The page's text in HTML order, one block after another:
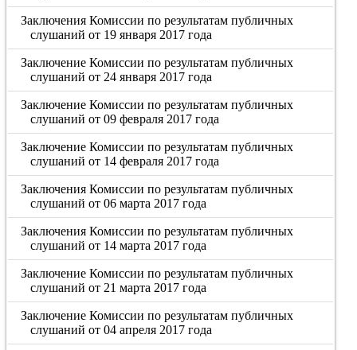
Заключения Комиссии по результатам публичных
слушаний от 19 января 2017 года
Заключение Комиссии по результатам публичных
слушаний от 24 января 2017 года
Заключение Комиссии по результатам публичных
слушаний от 09 февраля 2017 года
Заключение Комиссии по результатам публичных
слушаний от 14 февраля 2017 года
Заключения Комиссии по результатам публичных
слушаний от 06 марта 2017 года
Заключения Комиссии по результатам публичных
слушаний от 14 марта 2017 года
Заключение Комиссии по результатам публичных
слушаний от 21 марта 2017 года
Заключение Комиссии по результатам публичных
слушаний от 04 апреля 2017 года